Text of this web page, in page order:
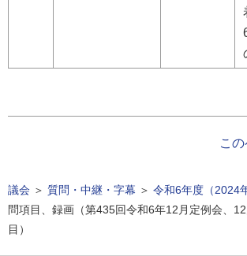
こ
議会 ＞ 質問・中継・字幕 ＞ 令和6年度（2024
問項目、録画（第435回令和6年12月定例会、
目）